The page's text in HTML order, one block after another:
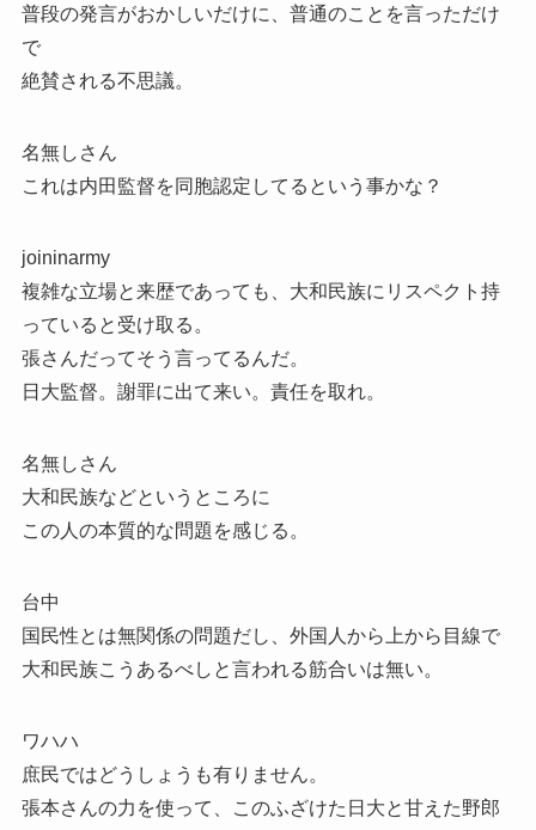
普段の発言がおかしいだけに、普通のことを言っただけ
で
絶賛される不思議。
名無しさん
これは内田監督を同胞認定してるという事かな？
joininarmy
複雑な立場と来歴であっても、大和民族にリスペクト持
っていると受け取る。
張さんだってそう言ってるんだ。
日大監督。謝罪に出て来い。責任を取れ。
名無しさん
大和民族などというところに
この人の本質的な問題を感じる。
台中
国民性とは無関係の問題だし、外国人から上から目線で
大和民族こうあるべしと言われる筋合いは無い。
ワハハ
庶民ではどうしょうも有りません。
張本さんの力を使って、このふざけた日大と甘えた野郎